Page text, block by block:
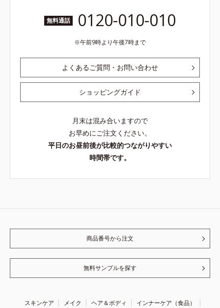
無料通話 0120-010-010
午前9時より午後7時まで
よくあるご質問・お問い合わせ
ショッピングガイド
月末は混み合いますので
お早めにご注文ください。
平日のお昼前後が比較的つながりやすい
時間帯です。
商品番号から注文
無料サンプルを探す
スキンケア メイク ヘア＆ボディ
インナーケア（食品）